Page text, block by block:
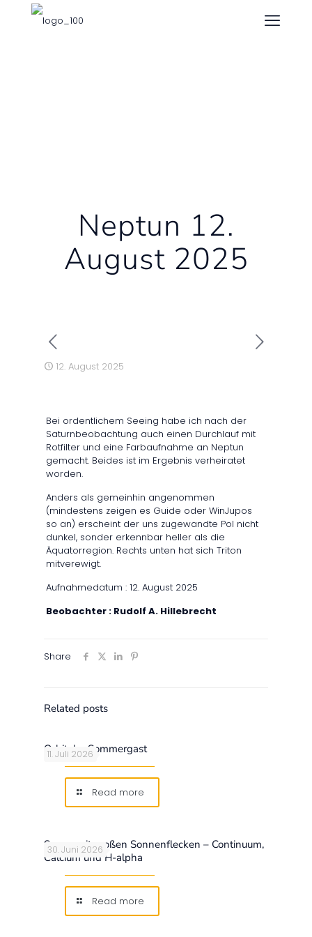
Neptun 12.
August 2025
12. August 2025
Bei ordentlichem Seeing habe ich nach der
Saturnbeobachtung auch einen Durchlauf mit
Rotfilter und eine Farbaufnahme an Neptun
gemacht. Beides ist im Ergebnis verheiratet
worden.
Anders als gemeinhin angenommen
(mindestens zeigen es Guide oder WinJupos
so an) erscheint der uns zugewandte Pol nicht
dunkel, sonder erkennbar heller als die
Äquatorregion. Rechts unten hat sich Triton
mitverewigt.
Aufnahmedatum : 12. August 2025
Beobachter : Rudolf A. Hillebrecht
Share
Related posts
11. Juli 2026
Orbitaler Sommergast
Read more
30. Juni 2026
Sonne mit großen Sonnenflecken – Continuum,
Calcium und H-alpha
Read more